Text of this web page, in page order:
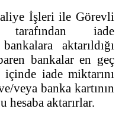
İşleri ile Görevli
tarafından iade
aktarıldığı
bankalar en geç
iade miktarını
veya banka kartının
hesaba aktarırlar.